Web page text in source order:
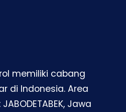
memiliki cabang
di Indonesia. Area
Jawa